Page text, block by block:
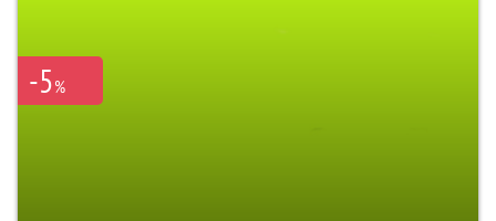
-5%